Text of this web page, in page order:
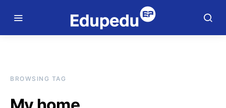
BROWSING TAG